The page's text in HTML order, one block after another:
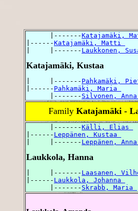
      |-------
Katajamäki,
|------Katajamäki, Matti
|     |------- Laukkonen,
Katajamäki, Kustaa
|     |------- Pahkamäki,
|------ Pahkamäki, Maria
      |-------
Silvonen, Anna
Family Katajamäki -
      |-------
Källi, Elias
|------ Leppänen, Kustaa
|     |------- Leppänen, Anna
Laukkola, Hanna
|     |------- Laasanen,
|------ Laukkola, Johanna
      |-------
Skrabb, Maria